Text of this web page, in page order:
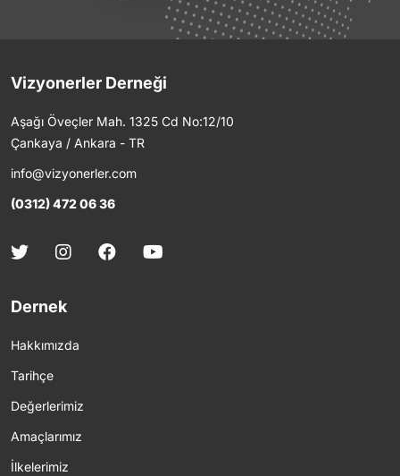
Vizyonerler Derneği
Aşağı Öveçler Mah. 1325 Cd No:12/10
Çankaya / Ankara - TR
info@vizyonerler.com
(0312) 472 06 36
Dernek
Hakkımızda
Tarihçe
Değerlerimiz
Amaçlarımız
İlkelerimiz